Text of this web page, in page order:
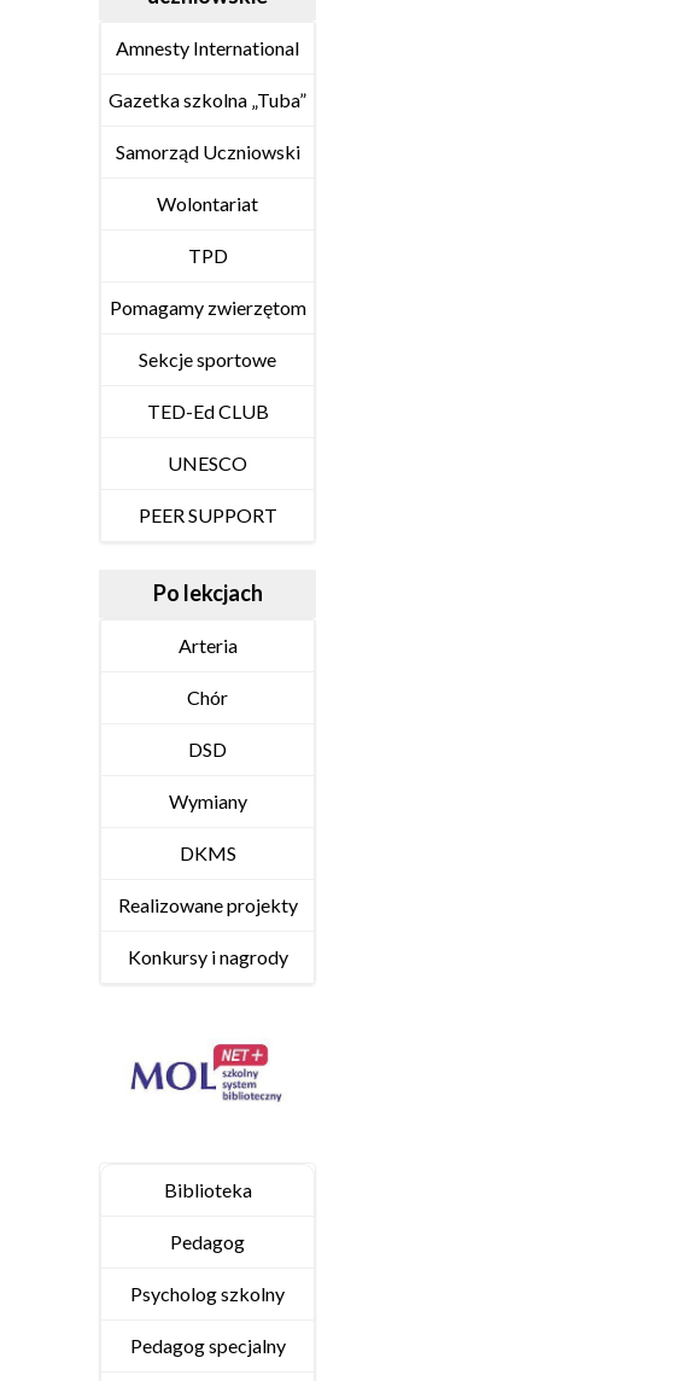
Amnesty International
Gazetka szkolna „Tuba”
Samorząd Uczniowski
Wolontariat
TPD
Pomagamy zwierzętom
Sekcje sportowe
TED-Ed CLUB
UNESCO
PEER SUPPORT
Po lekcjach
Arteria
Chór
DSD
Wymiany
DKMS
Realizowane projekty
Konkursy i nagrody
Biblioteka
Pedagog
Psycholog szkolny
Pedagog specjalny